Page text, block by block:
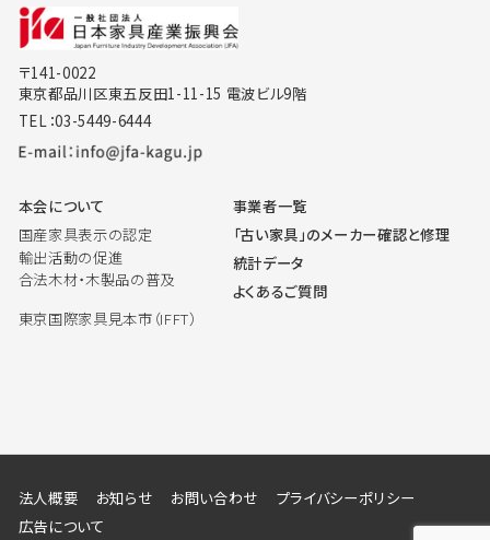
〒141-0022
東京都品川区東五反田1-11-15 電波ビル9階
TEL：03-5449-6444
本会について
国産家具表示の認定
輸出活動の促進
合法木材・木製品の普及
東京国際家具見本市（IFFT）
事業者一覧
「古い家具」のメーカー確認と修理
統計データ
よくあるご質問
法人概要 お知らせ お問い合わせ
プライバシーポリシー
広告について